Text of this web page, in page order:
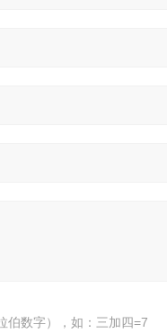
伯数字），如：三加四=7